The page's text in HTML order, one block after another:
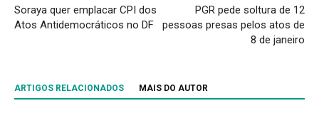
Soraya quer emplacar CPI dos
Atos Antidemocráticos no DF
PGR pede soltura de 12
pessoas presas pelos atos de
8 de janeiro
ARTIGOS RELACIONADOS MAIS DO AUTOR